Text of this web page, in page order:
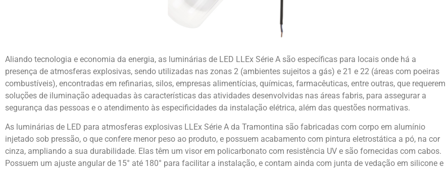
Aliando tecnologia e economia da energia, as luminárias de LED LLEx Série A são específicas para locais onde há a
presença de atmosferas explosivas, sendo utilizadas nas zonas 2 (ambientes sujeitos a gás) e 21 e 22 (áreas com poeiras
combustíveis), encontradas em refinarias, silos, empresas alimentícias, químicas, farmacêuticas, entre outras, que requerem
soluções de iluminação adequadas às características das atividades desenvolvidas nas áreas fabris, para assegurar a
segurança das pessoas e o atendimento às especificidades da instalação elétrica, além das questões normativas.
As luminárias de LED para atmosferas explosivas LLEx Série A da Tramontina são fabricadas com corpo em alumínio
injetado sob pressão, o que confere menor peso ao produto, e possuem acabamento com pintura eletrostática a pó, na cor
cinza, ampliando a sua durabilidade. Elas têm um visor em policarbonato com resistência UV e são fornecidas com cabos.
Possuem um ajuste angular de 15° até 180° para facilitar a instalação, e contam ainda com junta de vedação em silicone e